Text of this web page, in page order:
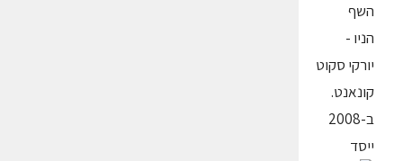
השף
הניו -
יורקי סקוט
קונאנט.
ב-2008
ייסד